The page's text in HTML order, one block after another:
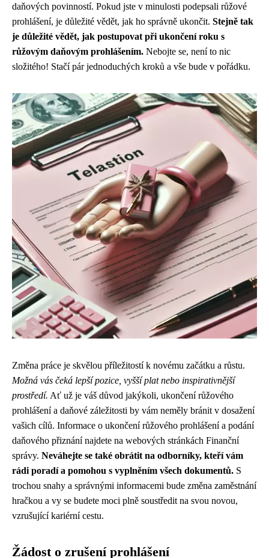
daňových povinností. Pokud jste v minulosti podepsali růžové
prohlášení, je důležité vědět, jak ho správně ukončit. Stejně tak
je důležité vědět, jak postupovat při ukončení roku s
růžovým daňovým prohlášením. Nebojte se, není to nic
složitého! Stačí pár jednoduchých kroků a vše bude v pořádku.
Změna práce je skvělou příležitostí k novému začátku a růstu.
Možná vás čeká lepší pozice, vyšší plat nebo inspirativnější
prostředí. Ať už je váš důvod jakýkoli, ukončení růžového
prohlášení a daňové záležitosti by vám neměly bránit v dosažení
vašich cílů. Informace o ukončení růžového prohlášení a podání
daňového přiznání najdete na webových stránkách Finanční
správy. Neváhejte se také obrátit na odborníky, kteří vám
rádi poradí a pomohou s vyplněním všech dokumentů. S
trochou snahy a správnými informacemi bude změna zaměstnání
hračkou a vy se budete moci plně soustředit na svou novou,
vzrušující kariérní cestu.
Žádost o zrušení prohlášení